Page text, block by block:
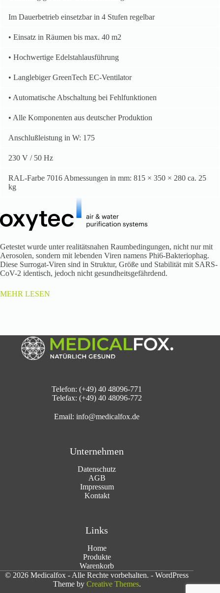
Im Dauerbetrieb einsetzbar in 4 Stufen regelbar
• Einsatz in Räumen bis max. 40 m2
• Hochwertige Edelstahlausführung
• Langlebiger GreenTech EC-Ventilator
• Automatische Abschaltung bei Fehlfunktionen
• Alle Komponenten aus deutscher Produktion
Anschlußleistung in W: 175
230 V / 50 Hz
RAL-Farbe 7016 Abmessungen in mm: 815 × 350 × 280 ca. 25
kg
Getestet wurde unter realitätsnahen Raumbedingungen, nicht nur mit
Aerosolen, sondern mit lebenden Viren namens Phi6-Bakteriophag.
Diese Surrogat-Viren sind in Struktur, Größe und Stabilität mit SARS-
CoV-2 identisch, jedoch nicht gesundheitsgefährdend.
MEHR LESEN
Telefon: (+49) 40 48096-771
Telefax: (+49) 40 48096-772
Email:info@medicalfox.de
Unternehmen
Datenschutz
AGB
Impressum
Kontakt
Links
Home
Produkte
Warenkorb
© 2026 Medicalfox - Alle Rechte vorbehalten. - WordPress
Theme by Creative Themes.